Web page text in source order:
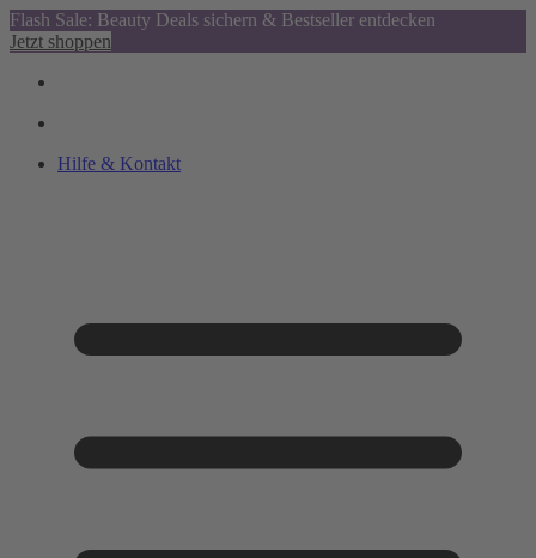
Flash Sale: Beauty Deals sichern & Bestseller entdecken
Jetzt shoppen
Hilfe & Kontakt